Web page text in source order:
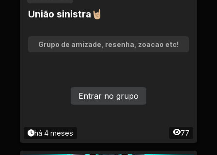
União sinistra🤘🏼
Grupo de amizade, resenha, zoacao etc!
há 4 meses 77
Entrar no grupo